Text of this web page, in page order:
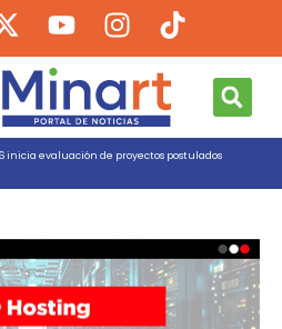
inicia evaluación de proyectos postulados